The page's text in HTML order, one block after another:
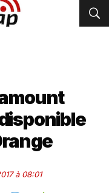
à 08:01